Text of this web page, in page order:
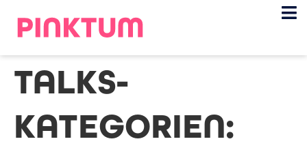
TALKS-
KATEGORIEN: